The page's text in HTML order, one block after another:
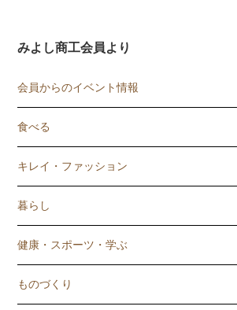
みよし商工会員より
会員からのイベント情報
食べる
キレイ・ファッション
暮らし
健康・スポーツ・学ぶ
ものづくり